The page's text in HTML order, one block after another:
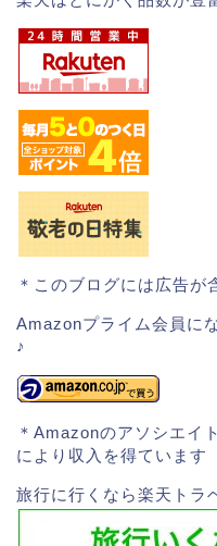
＊このブログには広告が
Amazonプライム会員に
♪
＊Amazonのアソシエイ
により収入を得ています
旅行に行くなら楽天トラ